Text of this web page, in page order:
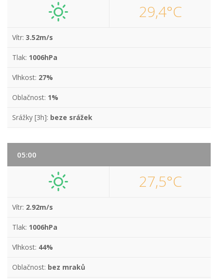
29,4°C
Vítr: 3.52m/s
Tlak: 1006hPa
Vlhkost: 27%
Oblačnost: 1%
Srážky [3h]: beze srážek
05:00
27,5°C
Vítr: 2.92m/s
Tlak: 1006hPa
Vlhkost: 44%
Oblačnost: bez mraků